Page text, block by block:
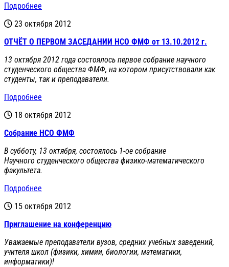
Подробнее
23 октября 2012
ОТЧЁТ О ПЕРВОМ ЗАСЕДАНИИ НСО ФМФ от 13.10.2012 г.
13 октября 2012 года состоялось первое собрание научного
студенческого общества ФМФ, на котором присутствовали как
студенты, так и преподаватели.
Подробнее
18 октября 2012
Собрание НСО ФМФ
В субботу, 13 октября, состоялось 1-ое собрание
Научного студенческого общества физико-математического
факультета.
Подробнее
15 октября 2012
Приглашение на конференцию
Уважаемые преподаватели вузов, средних учебных заведений,
учителя школ (физики, химии, биологии, математики,
информатики)!